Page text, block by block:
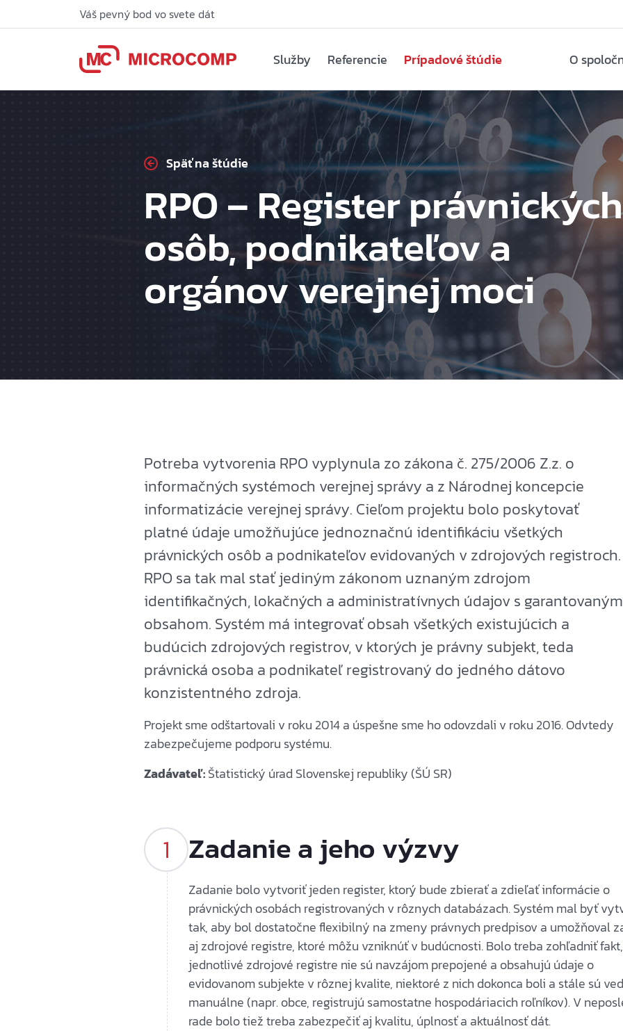
Váš pevný bod vo svete dát
Služby Referencie Prípadové štúdie O
Späť na štúdie
RPO – Register právnických
osôb, podnikateľov a
orgánov verejnej moci
Potreba vytvorenia RPO vyplynula zo zákona č. 275/2006 Z.z. o
informačných systémoch verejnej správy a z Národnej koncepcie
informatizácie verejnej správy. Cieľom projektu bolo poskytovať
platné údaje umožňujúce jednoznačnú identifikáciu všetkých
právnických osôb a podnikateľov evidovaných v zdrojových registroch.
RPO sa tak mal stať jediným zákonom uznaným zdrojom
identifikačných, lokačných a administratívnych údajov s garantovaným
obsahom. Systém má integrovať obsah všetkých existujúcich a
budúcich zdrojových registrov, v ktorých je právny subjekt, teda
právnická osoba a podnikateľ registrovaný do jedného dátovo
konzistentného zdroja.
Projekt sme odštartovali v roku 2014 a úspešne sme ho odovzdali v roku 2016. Odvtedy
zabezpečujeme podporu systému.
Zadávateľ:Štatistický úrad Slovenskej republiky (ŠÚ SR)
Zadanie a jeho výzvy
Zadanie bolo vytvoriť jeden register, ktorý bude zbierať a zdieľať informácie o
právnických osobách registrovaných v rôznych databázach. Systém mal byť
tak, aby bol dostatočne flexibilný na zmeny právnych predpisov a umožňoval
aj zdrojové registre, ktoré môžu vzniknúť v budúcnosti. Bolo treba zohľadniť
jednotlivé zdrojové registre nie sú navzájom prepojené a obsahujú údaje o
evidovanom subjekte v rôznej kvalite, niektoré z nich dokonca boli a stále sú
manuálne (napr. obce, registrujú samostatne hospodáriacich roľníkov). V
rade bolo tiež treba zabezpečiť aj kvalitu, úplnosť a aktuálnosť dát.